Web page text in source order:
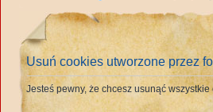
Usuń cookies utworzone przez
Jesteś pewny, że chcesz usunąć